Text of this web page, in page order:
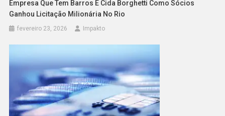
Empresa Que Tem Barros E Cida Borghetti Como Sócios
Ganhou Licitação Milionária No Rio
fevereiro 23, 2026 Impakto